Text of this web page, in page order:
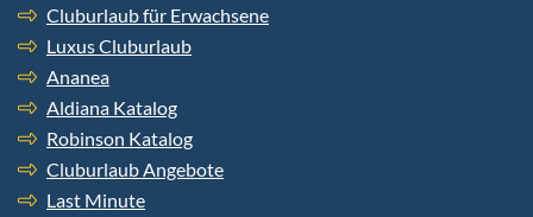
Cluburlaub für Erwachsene
Luxus Cluburlaub
Ananea
Aldiana Katalog
Robinson Katalog
Cluburlaub Angebote
Last Minute